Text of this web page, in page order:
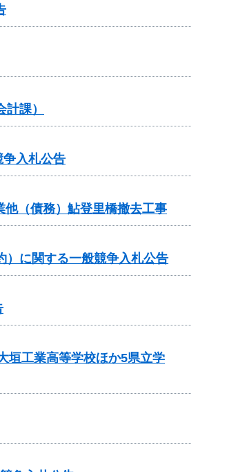
課）
入札公告
（債務）鮎登里橋撤去工事
）に関する一般競争入札公告
垣工業高等学校ほか5県立学